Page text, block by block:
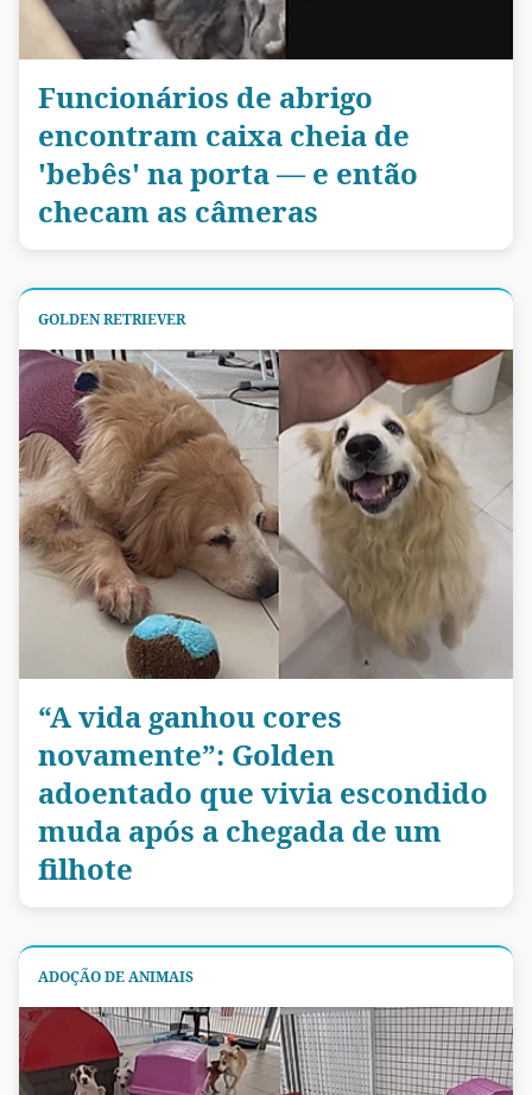
Funcionários de abrigo
encontram caixa cheia de
'bebês' na porta — e então
checam as câmeras
GOLDEN RETRIEVER
“A vida ganhou cores
novamente”: Golden
adoentado que vivia escondido
muda após a chegada de um
filhote
ADOÇÃO DE ANIMAIS